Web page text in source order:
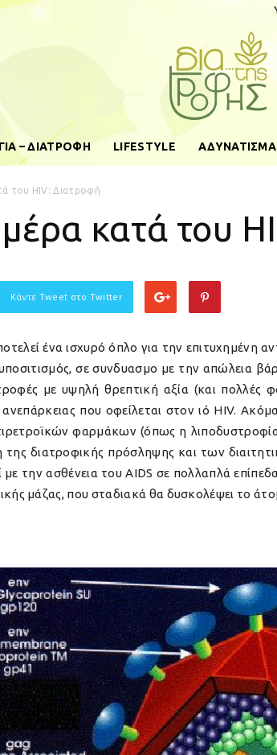
– ΔΙΑΤΡΟΦΗ LIFESTYLE ΑΔΥΝΑΤΙΣΜΑ
του HIV: Διατροφή
κατά του
Κάντε Tweet στο Twitter
ένα ισχυρό όπλο για την επιτυχημένη
σε συνδυασμο με την απώλεια
με υψηλή θρεπτική αξία (και
που οφείλεται στον ιό HIV.
φαρμάκων (όπως η
της διατροφικής πρόσληψης και των
την ασθένεια του AIDS σε πολλαπλά
μάζας, που σταδιακά θα δυσκολέψει το